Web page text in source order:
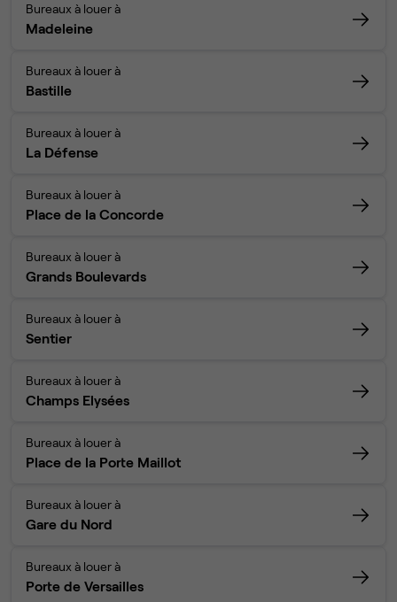
Bureaux à louer à
Madeleine
Bureaux à louer à
Bastille
Bureaux à louer à
La Défense
Bureaux à louer à
Place de la Concorde
Bureaux à louer à
Grands Boulevards
Bureaux à louer à
Sentier
Bureaux à louer à
Champs Elysées
Bureaux à louer à
Place de la Porte Maillot
Bureaux à louer à
Gare du Nord
Bureaux à louer à
Porte de Versailles